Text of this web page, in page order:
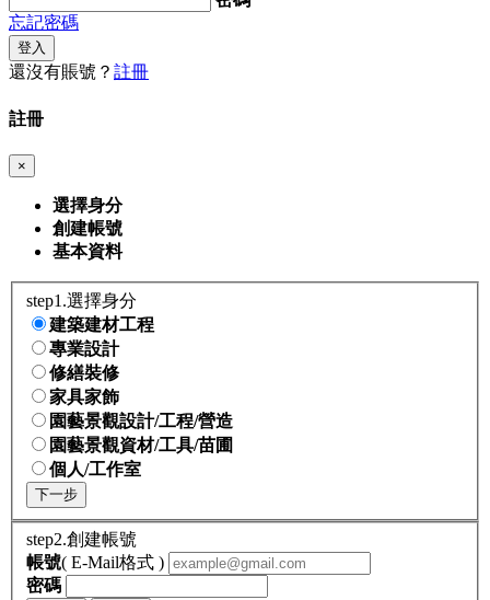
忘記密碼
登入
還沒有賬號？ 註冊
註冊
×
選擇身分
創建帳號
基本資料
step1.選擇身分
建築建材工程
專業設計
修繕裝修
家具家飾
園藝景觀設計/工程/營造
園藝景觀資材/工具/苗圃
個人/工作室
下一步
step2.創建帳號
帳號( E-Mail格式 )
密碼